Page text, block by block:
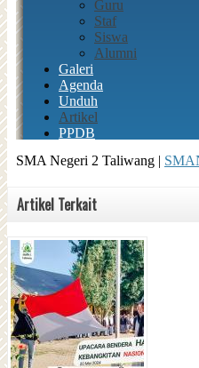
SMA Negeri 2 Taliwang |
Artikel Terkait